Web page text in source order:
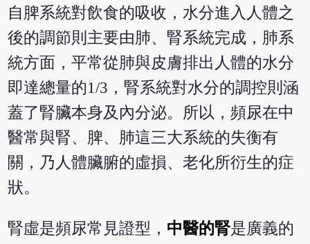
自脾系統對飲食的吸收，水分進入人體之
後的調節則主要由肺、腎系統完成，肺系
統方面，平常從肺與皮膚排出人體的水分
即達總量的1/3，腎系統對水分的調控則涵
蓋了腎臟本身及內分泌。所以，頻尿在中
醫常與腎、脾、肺這三大系統的失衡有
關，乃人體臟腑的虛損、老化所衍生的症
狀。
腎虛是頻尿常見證型， 中醫的腎是廣義的